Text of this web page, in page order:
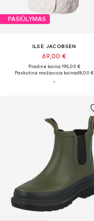
PASIŪLYMAS
ILSE JACOBSEN
69,00 €
Pradinė kaina: 195,00 €
Paskutinė mažiausia kaina:69,00 €